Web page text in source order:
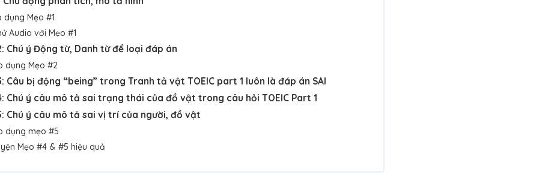
dụng Mẹo #1
Audio với Mẹo #1
Chú ý Động từ, Danh từ để loại đáp án
dụng Mẹo #2
Câu bị động “being” trong Tranh tả vật TOEIC part 1 luôn là đáp án SAI
Chú ý câu mô tả sai trạng thái của đồ vật trong câu hỏi TOEIC Part 1
Chú ý câu mô tả sai vị trí của người, đồ vật
dụng mẹo #5
Mẹo #4 & #5 hiệu quả